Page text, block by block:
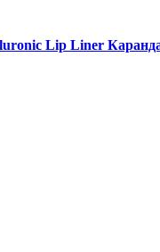
Lip Liner